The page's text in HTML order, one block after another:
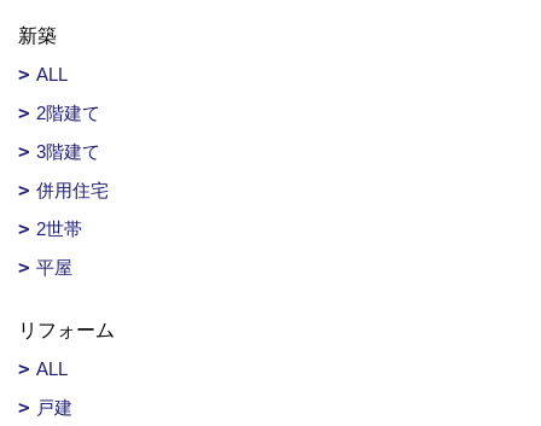
新築
ALL
2階建て
3階建て
併用住宅
2世帯
平屋
リフォーム
ALL
戸建